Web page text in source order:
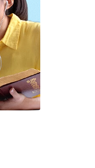
总包
给人
后怎
地掩
性。
面目